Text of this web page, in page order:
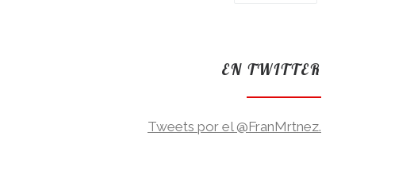
EN TWITTER
Tweets por el @FranMrtnez.